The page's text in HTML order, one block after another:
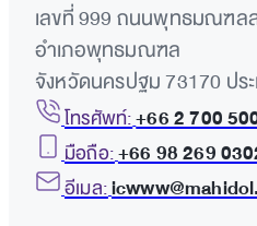
เลขที่ 999 ถนนพุทธมณฑล
อำเภอพุทธมณฑล
จังหวัดนครปฐม 73170 ประ
โทรศัพท์:+66 2 700
มือถือ:+66 98 269
อีเมล: